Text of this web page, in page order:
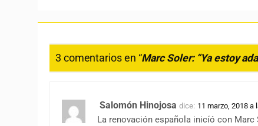
3 comentarios en “Marc Soler: “Ya estoy
Salomón Hinojosa dice: 11 marzo, 2018 a
La renovación española inicíó con Marc